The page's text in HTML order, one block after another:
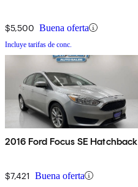
$5,500 Buena oferta
Incluye tarifas de conc.
2016 Ford Focus SE Hatchback
$7,421 Buena oferta